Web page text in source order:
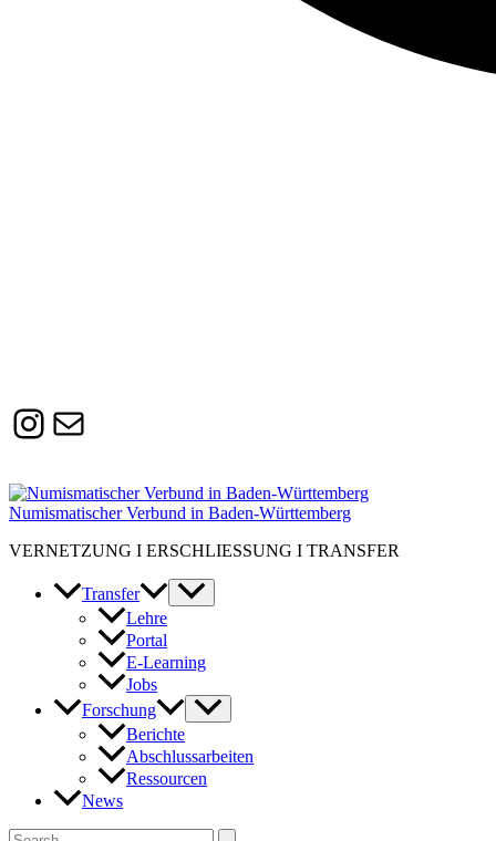
Instagram
Susanne.Boerner@zaw.uni-
heidelberg.de
Numismatischer Verbund in Baden-Württemberg
VERNETZUNG I ERSCHLIESSUNG I TRANSFER
Transfer
Lehre
Portal
E-Learning
Jobs
Forschung
Berichte
Abschlussarbeiten
Ressourcen
News